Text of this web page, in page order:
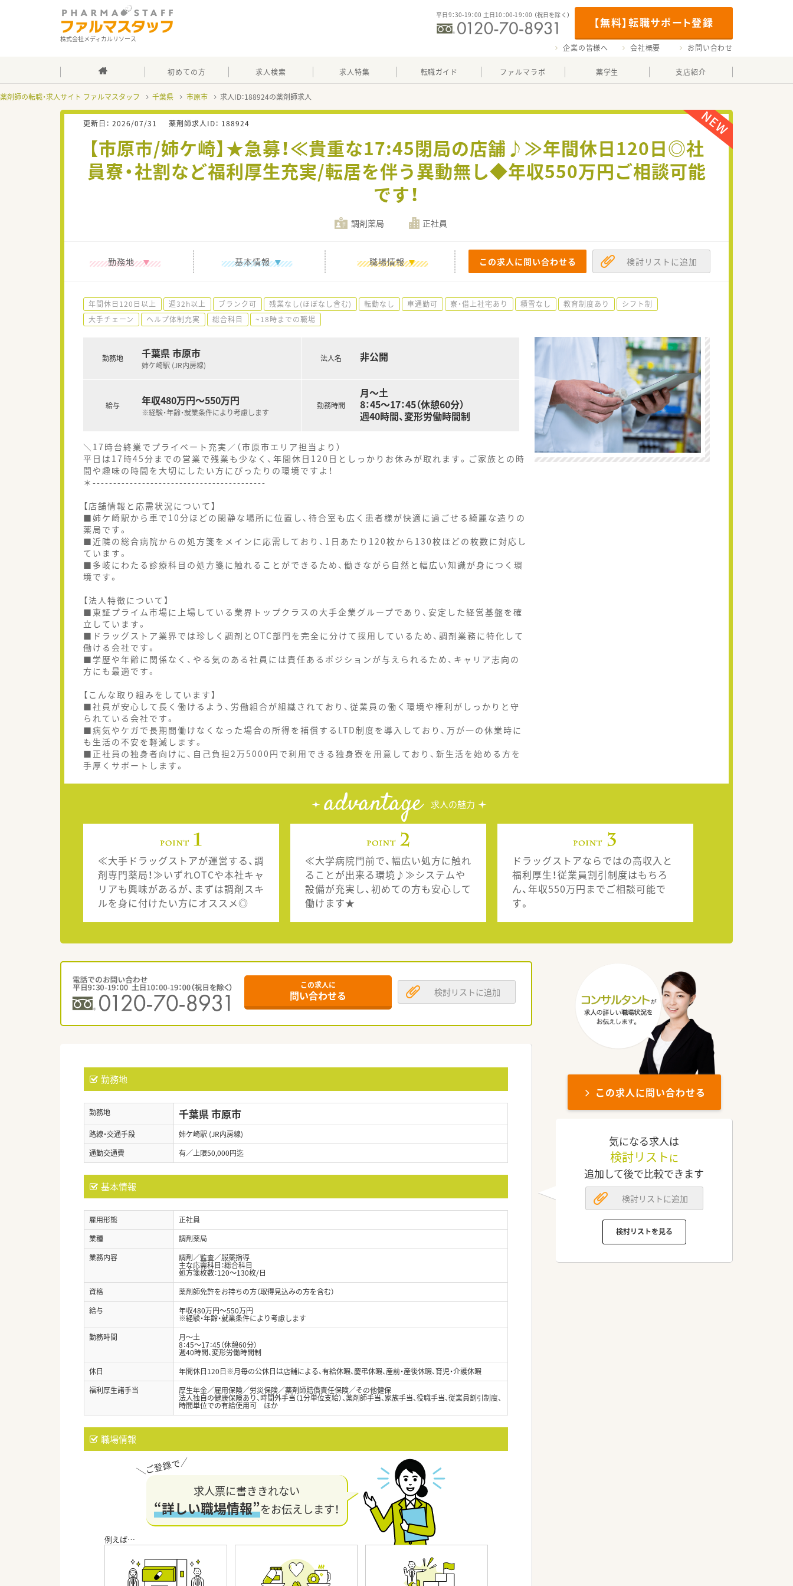
株式会社メディカルリソース
【無料】転職サポート登録
平日9：30-19：00 土日10：00-19：00 （祝日を除く）
企業の皆様へ 会社概要 お問い合わせ
初めての方 求人検索 求人特集 転職ガイド ファルマラボ 薬学生 支店紹介
薬剤師の転職・求人サイト ファルマスタッフ 千葉県 市原市 求人ID：188924の薬剤師求人
更新日： 2026/07/31 薬剤師求人ID： 188924
【市原市/姉ケ崎】★急募！≪貴重な17:45閉局の店舗♪≫年間休日120日◎社
員寮・社割など福利厚生充実/転居を伴う異動無し◆年収550万円ご相談可能
です！
調剤薬局 正社員
勤務地 基本情報 職場情報 この求人に問い合わせる 検討リストに追加
年間休日120日以上 週32h以上 ブランク可 残業なし(ほぼなし含む) 転勤なし 車通勤可 寮・借上社宅あり 積雪なし 教育制度あり
シフト制
大手チェーン
ヘルプ体制充実 総合科目 ~18時までの職場
勤務地 千葉県 市原市
姉ケ崎駅 (JR内房線)
給与 年収480万円～550万円
※経験・年齢・就業条件により考慮します
法人名 非公開
勤務時間
月～土
8：45～17：45（休憩60分）
週40時間、変形労働時間制
＼17時台終業でプライベート充実／（市原市エリア担当より）
平日は17時45分までの営業で残業も少なく、年間休日120日としっかりお休みが取れます。ご家族との時
間や趣味の時間を大切にしたい方にぴったりの環境ですよ！
＊------------------------------------------
【店舗情報と応需状況について】
■姉ケ崎駅から車で10分ほどの閑静な場所に位置し、待合室も広く患者様が快適に過ごせる綺麗な造りの
薬局です。
■近隣の総合病院からの処方箋をメインに応需しており、1日あたり120枚から130枚ほどの枚数に対応し
ています。
■多岐にわたる診療科目の処方箋に触れることができるため、働きながら自然と幅広い知識が身につく環
境です。
【法人特徴について】
■東証プライム市場に上場している業界トップクラスの大手企業グループであり、安定した経営基盤を確
立しています。
■ドラッグストア業界では珍しく調剤とOTC部門を完全に分けて採用しているため、調剤業務に特化して
働ける会社です。
■学歴や年齢に関係なく、やる気のある社員には責任あるポジションが与えられるため、キャリア志向の
方にも最適です。
【こんな取り組みをしています】
■社員が安心して長く働けるよう、労働組合が組織されており、従業員の働く環境や権利がしっかりと守
られている会社です。
■病気やケガで長期間働けなくなった場合の所得を補償するLTD制度を導入しており、万が一の休業時に
も生活の不安を軽減します。
■正社員の独身者向けに、自己負担2万5000円で利用できる独身寮を用意しており、新生活を始める方を
手厚くサポートします。
advantage 求人の魅力
≪大手ドラッグストアが運営する、調
剤専門薬局！≫いずれOTCや本社キャ
リアも興味があるが、まずは調剤スキ
ルを身に付けたい方にオススメ◎
≪大学病院門前で、幅広い処方に触れ
ることが出来る環境♪≫システムや
設備が充実し、初めての方も安心して
働けます★
ドラッグストアならではの高収入と
福利厚生！従業員割引制度はもちろ
ん、年収550万円までご相談可能で
す。
この求人に
問い合わせる 検討リストに追加
勤務地
勤務地 千葉県 市原市
路線・交通手段
姉ケ崎駅 (JR内房線)
通勤交通費
有／上限50,000円迄
基本情報
雇用形態
正社員
業種
調剤薬局
業務内容
調剤／監査／服薬指導
主な応需科目：総合科目
処方箋枚数：120～130枚/日
資格
薬剤師免許をお持ちの方（取得見込みの方を含む）
給与
年収480万円～550万円
※経験・年齢・就業条件により考慮します
勤務時間
月～土
8：45～17：45（休憩60分）
週40時間、変形労働時間制
休日
年間休日120日※月毎の公休日は店舗による、有給休暇、慶弔休暇、産前・産後休暇、育児・介護休暇
福利厚生諸手当
厚生年金／雇用保険／労災保険／薬剤師賠償責任保険／その他健保
法人独自の健康保険あり、時間外手当（1分単位支給）、薬剤師手当、家族手当、役職手当、従業員割引制度、
時間単位での有給使用可 ほか
職場情報
求人票に書ききれない
“詳しい職場情報”をお伝えします！
この求人に問い合わせる
気になる求人は
検討リスト に
追加して後で比較できます
検討リストに追加
検討リストを見る